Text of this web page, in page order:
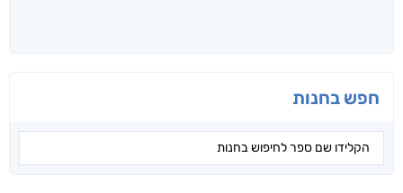
חפש בחנות